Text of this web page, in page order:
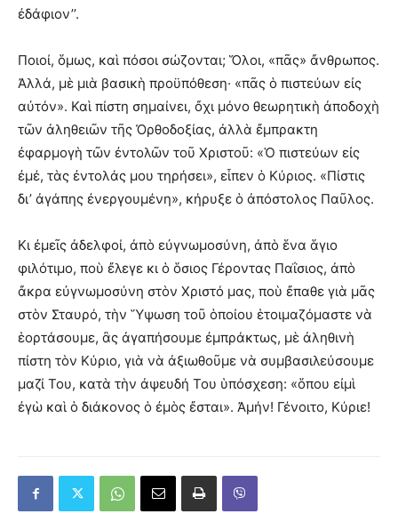
ἐδάφιον’’.
Ποιοί, ὅμως, καὶ πόσοι σώζονται; Ὅλοι, «πᾶς» ἄνθρωπος.
Ἀλλά, μὲ μιὰ βασικὴ προϋπόθεση· «πᾶς ὁ πιστεύων εἰς
αὐτόν». Καὶ πίστη σημαίνει, ὄχι μόνο θεωρητικὴ ἀποδοχὴ
τῶν ἀληθειῶν τῆς Ὀρθοδοξίας, ἀλλὰ ἔμπρακτη
ἐφαρμογὴ τῶν ἐντολῶν τοῦ Χριστοῦ: «Ὁ πιστεύων εἰς
ἐμέ, τὰς ἐντολάς μου τηρήσει», εἶπεν ὁ Κύριος. «Πίστις
δι’ ἀγάπης ἐνεργουμένη», κήρυξε ὁ ἀπόστολος Παῦλος.
Κι ἐμεῖς ἀδελφοί, ἀπὸ εὐγνωμοσύνη, ἀπὸ ἕνα ἅγιο
φιλότιμο, ποὺ ἔλεγε κι ὁ ὅσιος Γέροντας Παΐσιος, ἀπὸ
ἄκρα εὐγνωμοσύνη στὸν Χριστό μας, ποὺ ἔπαθε γιὰ μᾶς
στὸν Σταυρό, τὴν Ὕψωση τοῦ ὁποίου ἑτοιμαζόμαστε νὰ
ἑορτάσουμε, ἂς ἀγαπήσουμε ἐμπράκτως, μὲ ἀληθινὴ
πίστη τὸν Κύριο, γιὰ νὰ ἀξιωθοῦμε νὰ συμβασιλεύσουμε
μαζί Του, κατὰ τὴν ἀψευδή Του ὑπόσχεση: «ὅπου εἰμὶ
ἐγὼ καὶ ὁ διάκονος ὁ ἐμὸς ἔσται». Ἀμήν! Γένοιτο, Κύριε!